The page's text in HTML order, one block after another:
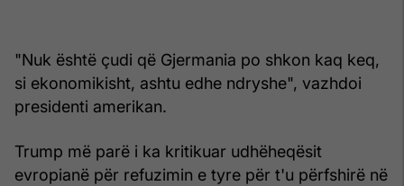
"Nuk është çudi që Gjermania po shkon kaq keq,
si ekonomikisht, ashtu edhe ndryshe", vazhdoi
presidenti amerikan.
Trump më parë i ka kritikuar udhëheqësit
evropianë për refuzimin e tyre për t'u përfshirë në